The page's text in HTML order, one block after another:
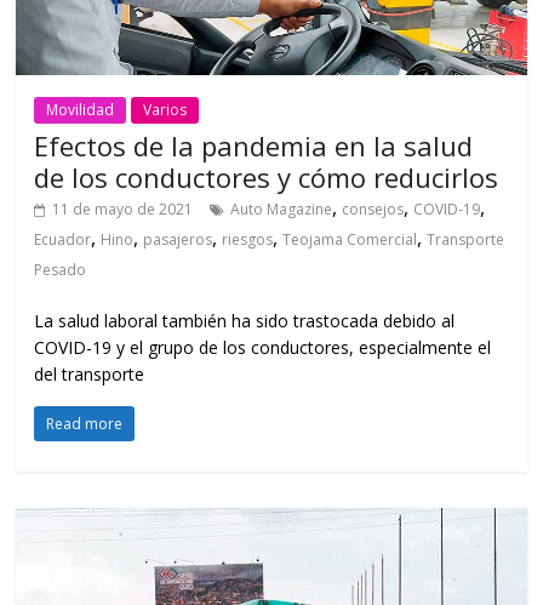
Movilidad Varios
Efectos de la pandemia en la salud
de los conductores y cómo reducirlos
11 de mayo de 2021 Auto Magazine, consejos, COVID-19,
Ecuador, Hino, pasajeros, riesgos,Teojama Comercial,Transporte
Pesado
La salud laboral también ha sido trastocada debido al
COVID-19 y el grupo de los conductores, especialmente el
del transporte
Read more